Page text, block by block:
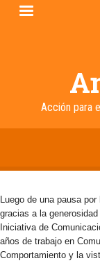
Pasar
Acción para
Luego de una pausa
gracias a la
Iniciativa de
años de trabajo en
Comportamiento y la